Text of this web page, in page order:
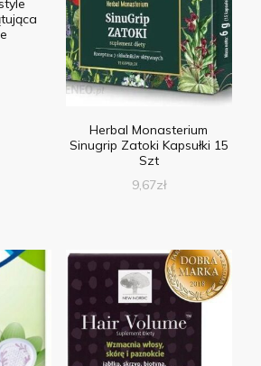
Herbal Monasterium
Sinugrip Zatoki Kapsułki 15
Szt
9,67zł